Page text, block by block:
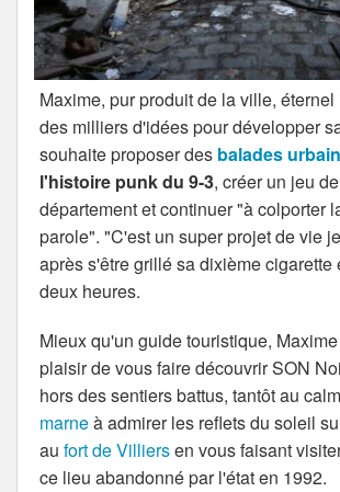
Maxime, pur produit de la ville,
des milliers d'idées pour développer
souhaite proposer des balades
l'histoire punk du 9-3, créer un jeu
département et continuer "à colporter
parole". "C'est un super projet de vie
après s'être grillé sa dixième cigarette
deux heures.
Mieux qu'un guide touristique,
plaisir de vous faire découvrir SON
hors des sentiers battus, tantôt au
marneà admirer les reflets du soleil
au fort de Villiersen vous faisant
ce lieu abandonné par l'état en 1992.